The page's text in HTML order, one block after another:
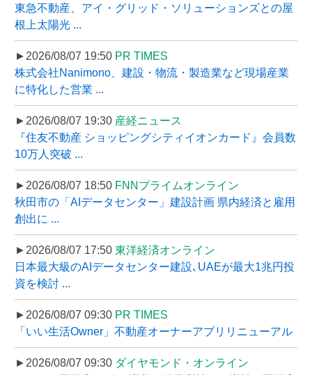
東急不動産、アイ・グリッド・ソリューションズとの屋
根上太陽光 ...
►2026/08/07 19:50 PR TIMES
株式会社Nanimono、建設・物流・製造業など現場産業
に特化した営業 ...
►2026/08/07 19:30 産経ニュース
『住友不動産 ショッピングシティイオンカード』会員数
10万人突破 ...
►2026/08/07 18:50 FNNプライムオンライン
秋田市の「AIデータセンター」建設計画 県内経済と雇用
創出に ...
►2026/08/07 17:50 東洋経済オンライン
日本最大級のAIデータセンター建設､UAEが最大1兆円投
資を検討 ...
►2026/08/07 09:30 PR TIMES
「いい生活Owner」不動産オーナーアプリリニューアル
►2026/08/07 09:30 ダイヤモンド・オンライン